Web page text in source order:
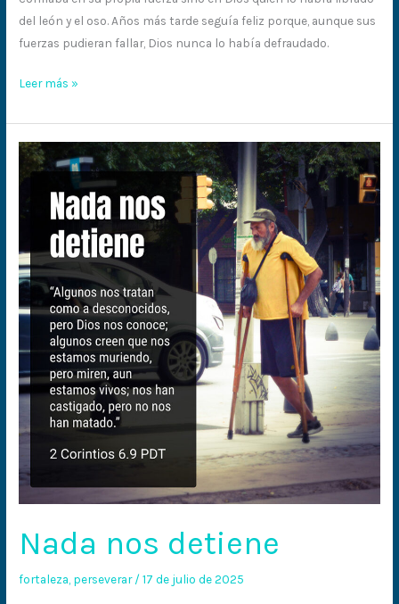
del león y el oso. Años más tarde seguía feliz porque, aunque sus
fuerzas pudieran fallar, Dios nunca lo había defraudado.
Leer más »
Nada nos detiene
fortaleza perseverar/17 de julio de 2025
Nada
nos
detiene